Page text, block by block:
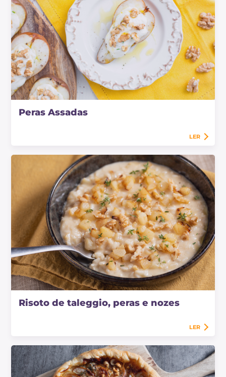
Peras Assadas
LER
Risoto de taleggio, peras e nozes
LER